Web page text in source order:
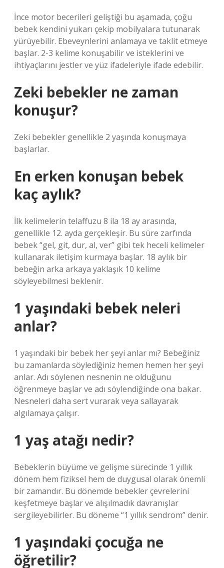
İnce motor becerileri geliştiği bu aşamada, çoğu
bebek kendini yukarı çekip mobilyalara tutunarak
yürüyebilir. Ebeveynlerini anlamaya ve taklit etmeye
başlar. 2-3 kelime konuşabilir ve isteklerini ve
ihtiyaçlarını jestler ve yüz ifadeleriyle ifade edebilir.
Zeki bebekler ne zaman
konuşur?
Zeki bebekler genellikle 2 yaşında konuşmaya
başlarlar.
En erken konuşan bebek
kaç aylık?
İlk kelimelerin telaffuzu 8 ila 18 ay arasında,
genellikle 12. ayda gerçekleşir. Bu süre zarfında
bebek “gel, git, dur, al, ver” gibi tek heceli kelimeler
kullanarak iletişim kurmaya başlar. 18 aylık bir
bebeğin arka arkaya yaklaşık 10 kelime
söyleyebilmesi beklenir.
1 yaşındaki bebek neleri
anlar?
1 yaşındaki bir bebek her şeyi anlar mı? Bebeğiniz
bu zamanlarda söylediğiniz hemen hemen her şeyi
anlar. Adı söylenen nesnenin ne olduğunu
öğrenmeye başlar ve adı söylendiğinde ona bakar.
Nesneleri daha sert vurarak veya sallayarak
algılamaya çalışır.
1 yaş atağı nedir?
Bebeklerin büyüme ve gelişme sürecinde 1 yıllık
dönem hem fiziksel hem de duygusal olarak önemli
bir zamandır. Bu dönemde bebekler çevrelerini
keşfetmeye başlar ve alışılmadık davranışlar
sergileyebilirler. Bu döneme “1 yıllık sendrom” denir.
1 yaşındaki çocuğa ne
öğretilir?